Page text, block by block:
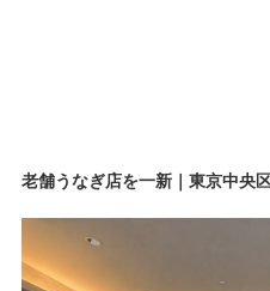
老舗うなぎ店を一新｜東京中央